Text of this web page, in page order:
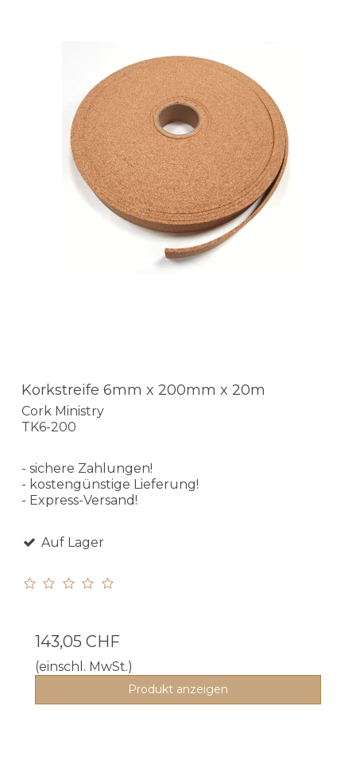
Korkstreife 6mm x 200mm x 20m
Cork Ministry
TK6-200
- sichere Zahlungen!
- kostengünstige Lieferung!
- Express-Versand!
Auf Lager
143,05 CHF
(einschl. MwSt.)
Produkt anzeigen